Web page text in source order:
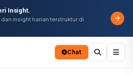
Insight.
insight harian terstruktur di
Chat